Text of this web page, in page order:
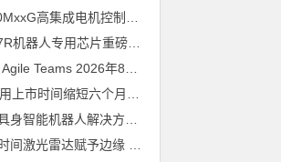
兆易创新GD32H77R机器人专用芯片重磅亮相，精准赋能伺服驱动与关节控制
Teams 2026年8月6日